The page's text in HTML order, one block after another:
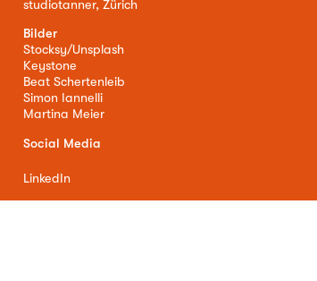
studiotanner, Zürich
Bilder
Stocksy/Unsplash
Keystone
Beat Schertenleib
Simon Iannelli
Martina Meier
Social Media
LinkedIn